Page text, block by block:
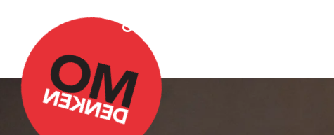
Over Omdenken